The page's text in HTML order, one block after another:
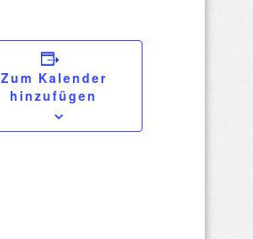
Zum Kalender
hinzufügen